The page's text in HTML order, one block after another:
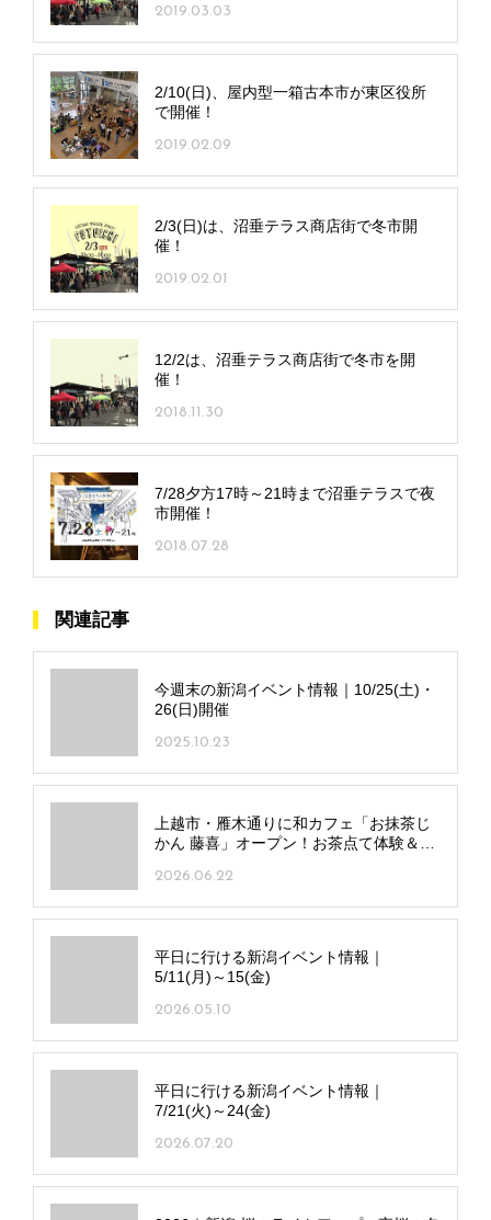
2019.03.03
2/10(日)、屋内型一箱古本市が東区役所
で開催！
2019.02.09
2/3(日)は、沼垂テラス商店街で冬市開
催！
2019.02.01
12/2は、沼垂テラス商店街で冬市を開
催！
2018.11.30
7/28夕方17時～21時まで沼垂テラスで夜
市開催！
2018.07.28
関連記事
今週末の新潟イベント情報｜10/25(土)・
26(日)開催
2025.10.23
上越市・雁木通りに和カフェ「お抹茶じ
かん 藤喜」オープン！お茶点て体験＆着
2026.06.22
平日に行ける新潟イベント情報｜
5/11(月)～15(金)
2026.05.10
平日に行ける新潟イベント情報｜
7/21(火)～24(金)
2026.07.20